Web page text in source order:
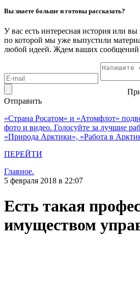
Вы знаете больше и готовы рассказать?
У вас есть интересная история или вы
по которой мы уже выпустили
любой идеей. Ждем ваших
Отправить
«Страна Росатом» и «Атомфлот»
фото и видео. Голосуйте за лучшие
«Природа Арктики», «Работа в
ПЕРЕЙТИ
Главное.
5 февраля 2018 в 22:07
Есть такая
имуществом